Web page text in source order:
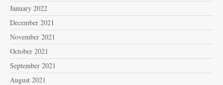
January 2022
December 2021
November 2021
October 2021
September 2021
August 2021